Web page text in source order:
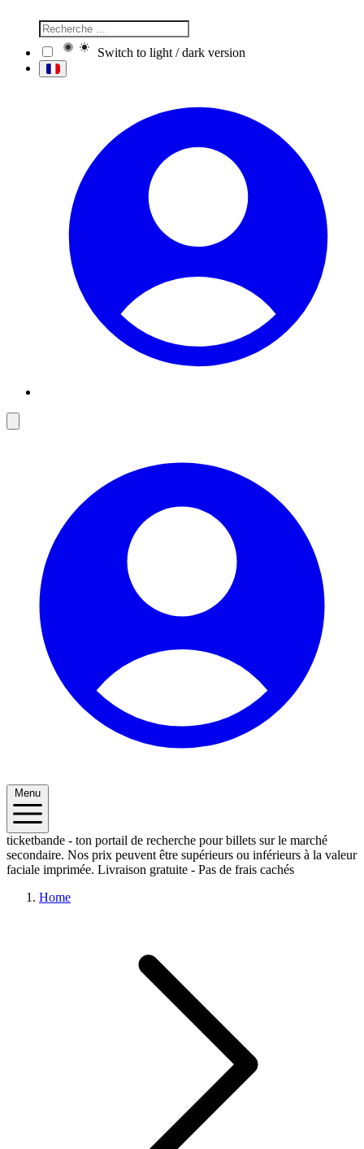
Switch to light / dark version
Menu
ticketbande - ton portail de recherche pour billets sur le marché
secondaire. Nos prix peuvent être supérieurs ou inférieurs à la valeur
faciale imprimée. Livraison gratuite - Pas de frais cachés
Home